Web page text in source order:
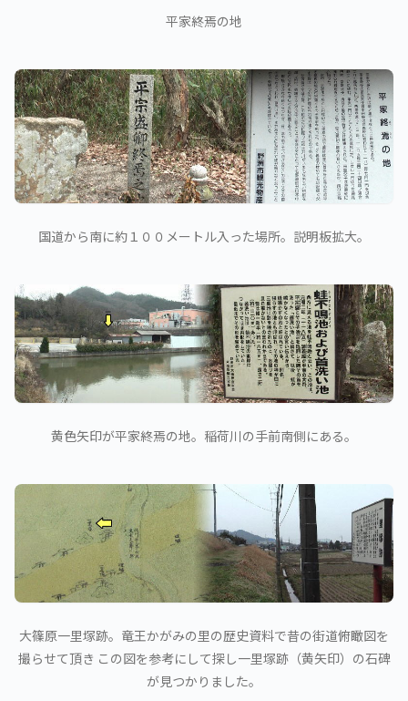
平家終焉の地
国道から南に約１００メートル入った場所。説明板拡大。
黄色矢印が平家終焉の地。稲荷川の手前南側にある。
大篠原一里塚跡。竜王かがみの里の歴史資料で昔の街道俯瞰図を
撮らせて頂き この図を参考にして探し一里塚跡（黄矢印）の石碑
が見つかりました。